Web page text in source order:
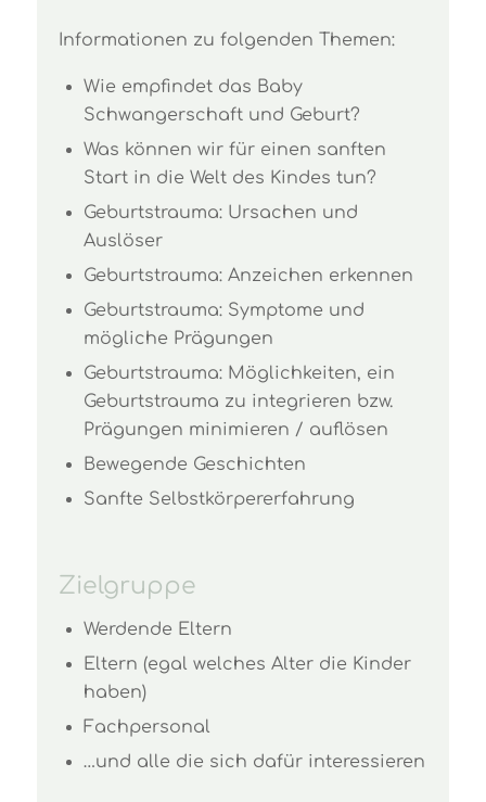
Informationen zu folgenden Themen:
Wie empfindet das Baby
Schwangerschaft und Geburt?
Was können wir für einen sanften
Start in die Welt des Kindes tun?
Geburtstrauma: Ursachen und
Auslöser
Geburtstrauma: Anzeichen erkennen
Geburtstrauma: Symptome und
mögliche Prägungen
Geburtstrauma: Möglichkeiten, ein
Geburtstrauma zu integrieren bzw.
Prägungen minimieren / auflösen
Bewegende Geschichten
Sanfte Selbstkörpererfahrung
Zielgruppe
Werdende Eltern
Eltern (egal welches Alter die Kinder
haben)
Fachpersonal
…und alle die sich dafür interessieren